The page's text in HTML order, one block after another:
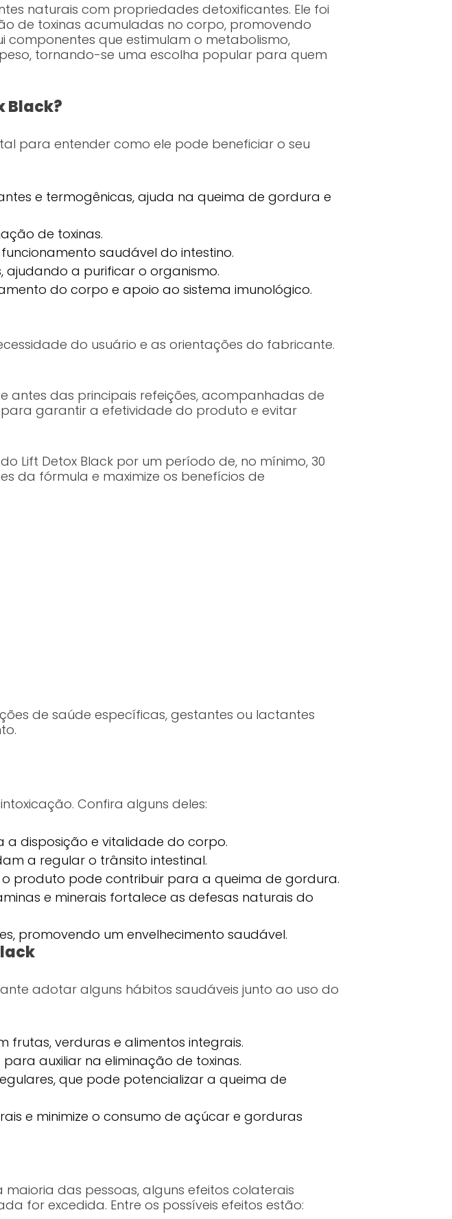
naturais com propriedades detoxificantes. Ele foi
de toxinas acumuladas no corpo, promovendo
componentes que estimulam o metabolismo,
tornando-se uma escolha popular para quem
Black?
para entender como ele pode beneficiar o seu
e termogênicas, ajuda na queima de gordura e
de toxinas.
saudável do intestino.
ajudando a purificar o organismo.
do corpo e apoio ao sistema imunológico.
do usuário e as orientações do fabricante.
antes das principais refeições, acompanhadas de
garantir a efetividade do produto e evitar
Lift Detox Black por um período de, no mínimo, 30
da fórmula e maximize os benefícios de
de saúde específicas, gestantes ou lactantes
Confira alguns deles:
disposição e vitalidade do corpo.
a regular o trânsito intestinal.
produto pode contribuir para a queima de gordura.
e minerais fortalece as defesas naturais do
promovendo um envelhecimento saudável.
adotar alguns hábitos saudáveis junto ao uso do
verduras e alimentos integrais.
auxiliar na eliminação de toxinas.
que pode potencializar a queima de
e minimize o consumo de açúcar e gorduras
das pessoas, alguns efeitos colaterais
for excedida. Entre os possíveis efeitos estão: